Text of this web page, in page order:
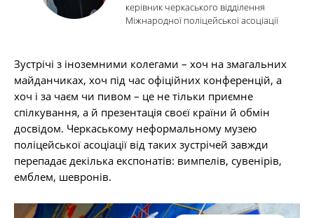
керівник черкаського відділення
Міжнародної поліцейської асоціації
Зустрічі з іноземними колегами – хоч на змагальних
майданчиках, хоч під час офіційних конференцій, а
хоч і за чаєм чи пивом – це не тільки приємне
спілкування, а й презентація своєї країни й обмін
досвідом. Черкаському неформальному музею
поліцейської асоціації від таких зустрічей завжди
перепадає декілька експонатів: вимпелів, сувенірів,
емблем, шевронів.